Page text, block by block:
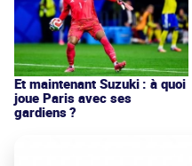
Et maintenant Suzuki : à quoi
joue Paris avec ses
gardiens ?